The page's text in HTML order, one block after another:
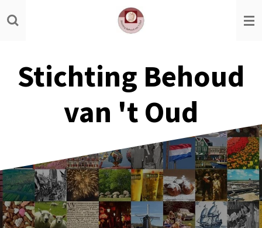
Ga
direct
hoofdinhoud
Stichting Behoud
van 't Oud